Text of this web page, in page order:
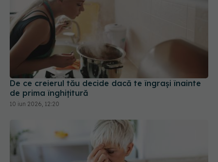
De ce creierul tău decide dacă te îngrași înainte
de prima înghițitură
10 iun 2026, 12:20